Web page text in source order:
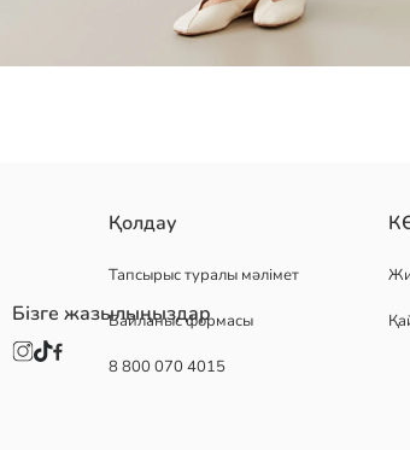
Негізгі Мата:
Шығу елі:
Сатушы:
Қолдау
Тапсырыс туралы мәлімет
Байланыс формасы
8 800 070 4015
Бізге жазылыңыздар